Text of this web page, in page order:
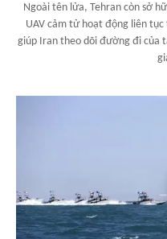
Ngoài tên lửa, Tehran còn sở
UAV cảm tử hoạt động liên tục
giúp Iran theo dõi đường đi của